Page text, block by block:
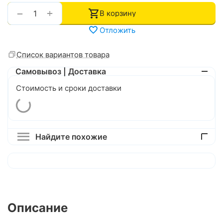
+
−
В корзину
Отложить
Список вариантов товара
Самовывоз | Доставка
Стоимость и сроки доставки
Найдите похожие
Описание